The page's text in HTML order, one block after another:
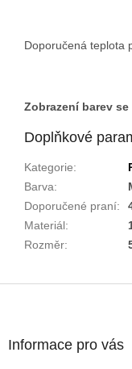
Doporučená teplota
Zobrazení barev
Doplňkové
Kategorie:
Barva:
Doporučené praní:
Materiál:
Rozměr:
Informace pro vás